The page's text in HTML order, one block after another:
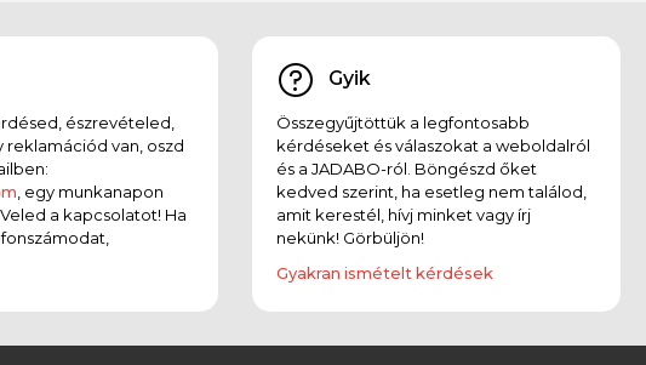
észrevételed,
van, oszd
, egy munkanapon
a kapcsolatot! Ha
Gyik
Összegyűjtöttük a legfontosabb
kérdéseket és válaszokat a weboldalról
és a JADABO-ról. Böngészd őket
kedved szerint, ha esetleg nem találod,
amit kerestél, hívj minket vagy írj
nekünk! Görbüljön!
Gyakran ismételt kérdések